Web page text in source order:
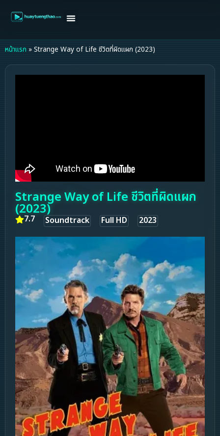
หน้าแรก » Strange Way of Life ชีวิตที่ผิดแผก (2023)
Strange Way of Life ชีวิตที่ผิดแผก
(2023)
7.7 Soundtrack Full HD 2023